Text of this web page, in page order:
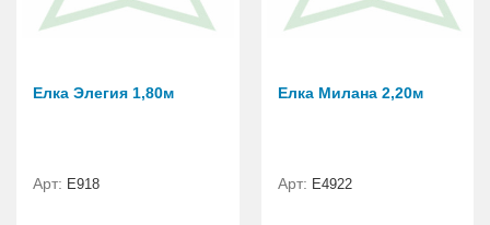
Елка Элегия 1,80м
Арт: E918
Елка Милана 2,20м
Арт: Е4922